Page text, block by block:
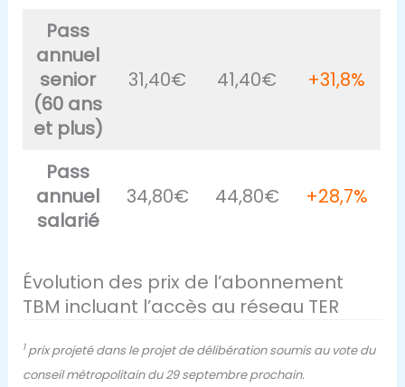
Pass
annuel
senior
(60 ans
et plus)
31,40€ 41,40€ +31,8%
Pass
annuel
salarié
34,80€ 44,80€ +28,7%
Évolution des prix de l’abonnement
TBM incluant l’accès au réseau TER
1prix projeté dans le projet de délibération soumis au vote du
conseil métropolitain du 29 septembre prochain.